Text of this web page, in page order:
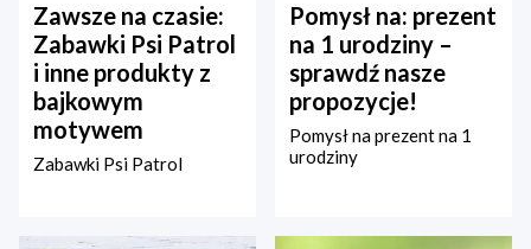
Zawsze na czasie:
Zabawki Psi Patrol
i inne produkty z
bajkowym
motywem
Zabawki Psi Patrol
Pomysł na: prezent
na 1 urodziny –
sprawdź nasze
propozycje!
Pomysł na prezent na 1
urodziny